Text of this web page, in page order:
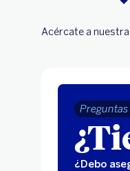
Acércate a
Preguntas
¿Debo